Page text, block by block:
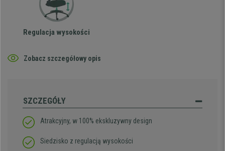
Regulacja wysokości
Zobacz szczegółowy opis
SZCZEGÓŁY
Atrakcyjny, w 100% ekskluzywny design
Siedzisko z regulacją wysokości